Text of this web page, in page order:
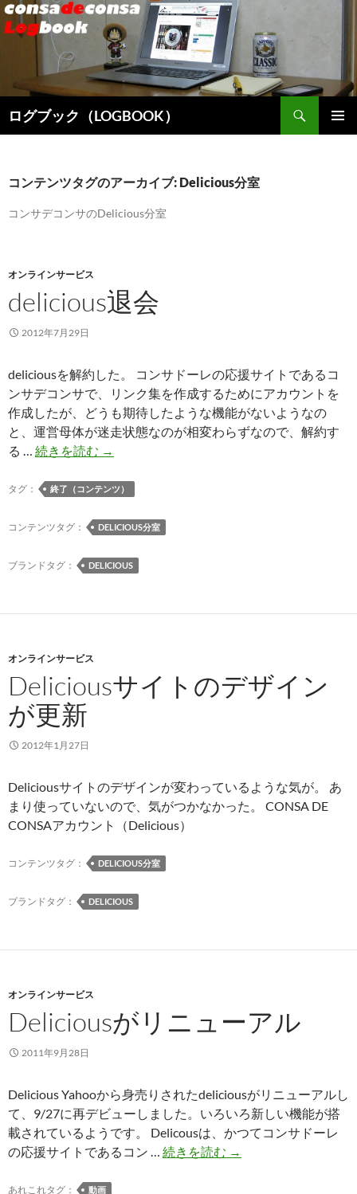
ログブック（LOGBOOK）
索
ン
へ
プ
コンテンツタグのアーカイブ: Delicious分室
コンサデコンサのDelicious分室
オンラインサービス
delicious退会
2012年7月29日
deliciousを解約した。 コンサドーレの応援サイトであるコ
ンサデコンサで、リンク集を作成するためにアカウントを
作成したが、どうも期待したような機能がないようなの
と、運営母体が迷走状態なのが相変わらずなので、解約す
る … 続きを読む delicious
会
→
タグ： 終了（コンテンツ）
コンテンツタグ： DELICIOUS分室
ブランドタグ： DELICIOUS
オンラインサービス
Deliciousサイトのデザイン
が更新
2012年1月27日
Deliciousサイトのデザインが変わっているような気が。 あ
まり使っていないので、気がつかなかった。 CONSA DE
CONSAアカウント（Delicious）
コンテンツタグ： DELICIOUS分室
ブランドタグ： DELICIOUS
オンラインサービス
Deliciousがリニューアル
2011年9月28日
Delicious Yahooから身売りされたdeliciousがリニューアルし
て、9/27に再デビューしました。いろいろ新しい機能が搭
載されているようです。 Delicousは、かつてコンサドーレ
の応援サイトであるコン … 続きを読む Delicious
→
あれこれタグ： 動画